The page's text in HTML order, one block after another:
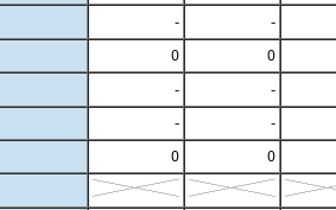
- -
0 0
- -
- -
0 0